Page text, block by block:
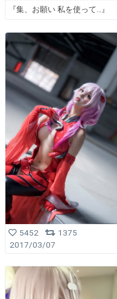
『集、お願い 私を使って…』
5452
1375
2017/03/07